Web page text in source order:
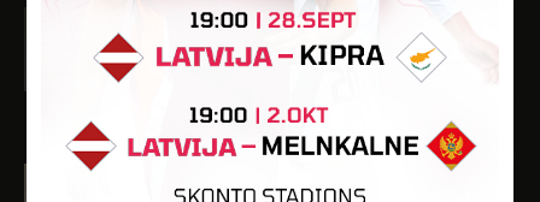
Dāvis Rozmanis
Dzimšanas datums: 02.10.2011.
Spēlētāja statuss: Amatieris
- -
Aksels Smolenskis